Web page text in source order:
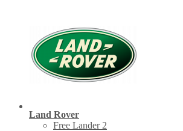
Land Rover
Free Lander 2